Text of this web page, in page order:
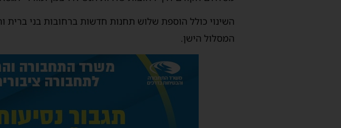
השינוי כולל הוספת שלוש תחנות חדשות ברחובות בני ברית
המסלול הישן.